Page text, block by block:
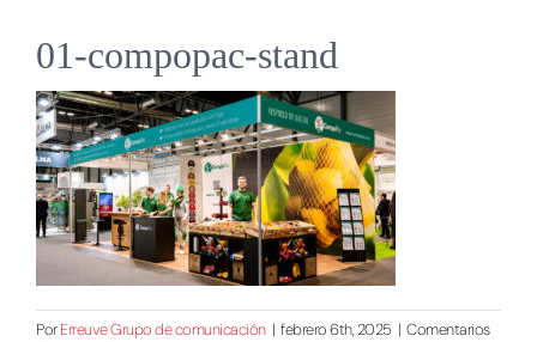
01-compopac-stand
PorErreuve Grupo de comunicación | febrero 6th, 2025 | Comentarios